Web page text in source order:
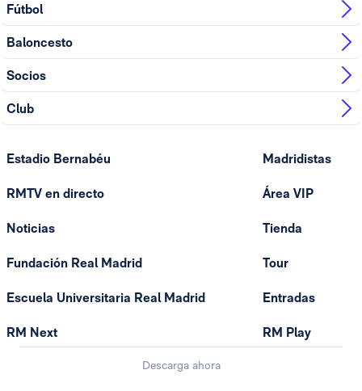
Fútbol
Baloncesto
Socios
Club
Estadio Bernabéu
RMTV en directo
Noticias
Fundación Real Madrid
Escuela Universitaria Real Madrid
RM Next
Madridistas
Área VIP
Tienda
Tour
Entradas
RM Play
Descarga ahora